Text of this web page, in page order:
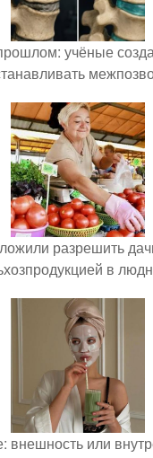
учёные
разрешить
в
внешность или